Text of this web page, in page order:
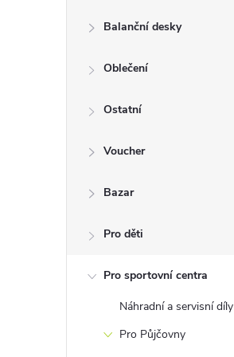
Balanční desky
Oblečení
Ostatní
Voucher
Bazar
Pro děti
Pro sportovní centra
Náhradní a servisní díly
Pro Půjčovny